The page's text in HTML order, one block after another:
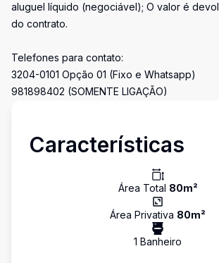
aluguel líquido (negociável); O valor é
do contrato.
Telefones para contato:
3204-0101 Opção 01 (Fixo e Whatsapp)
981898402 (SOMENTE LIGAÇÃO)
Características
Área Total 80m²
Área Privativa 80m²
1 Banheiro